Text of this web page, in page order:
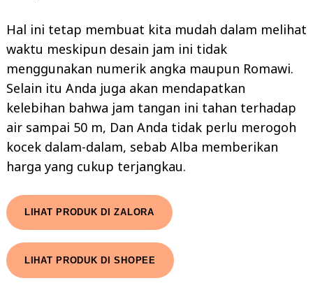
Hal ini tetap membuat kita mudah dalam melihat
waktu meskipun desain jam ini tidak
menggunakan numerik angka maupun Romawi.
Selain itu Anda juga akan mendapatkan
kelebihan bahwa jam tangan ini tahan terhadap
air sampai 50 m, Dan Anda tidak perlu merogoh
kocek dalam-dalam, sebab Alba memberikan
harga yang cukup terjangkau.
LIHAT PRODUK DI ZALORA
LIHAT PRODUK DI SHOPEE